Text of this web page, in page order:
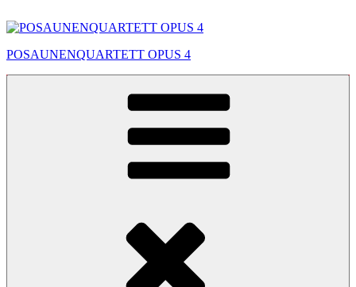
Inhalt
POSAUNENQUARTETT OPUS 4